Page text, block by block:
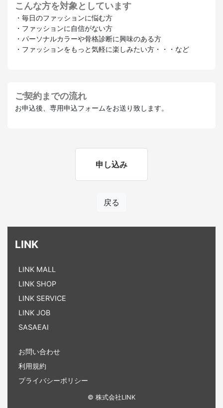
こんな方を対象としています
・毎日のファッションに悩む方
・ファッションに自信がない方
・パーソナルカラーや骨格診断に興味のある方
・ファッションをもっと気軽に楽しみたい方・・・など
ご契約までの流れ
お申込後、専用申込フォームをお送り致します。
申し込み
戻る
LINK
LINK MALL
LINK SHOP
LINK SERVICE
LINK JOB
SASAEAI
お問い合わせ
利用規約
プライバシーポリシー
© 株式会社LINK